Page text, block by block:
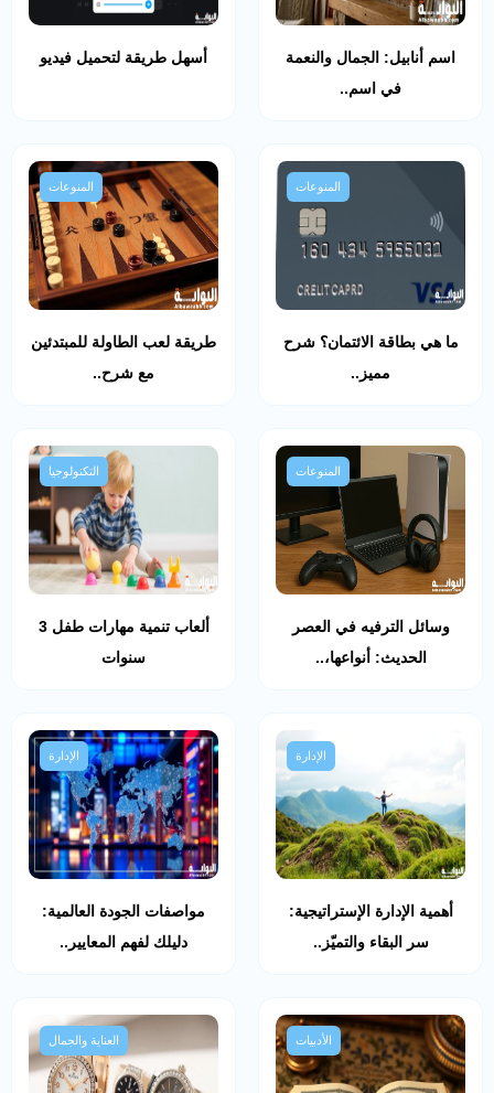
اسم أنابيل: الجمال والنعمة
في اسم..
أسهل طريقة لتحميل فيديو
المنوعات
ما هي بطاقة الائتمان؟ شرح
مميز..
المنوعات
طريقة لعب الطاولة للمبتدئين
مع شرح..
المنوعات
وسائل الترفيه في العصر
الحديث: أنواعها،..
التكنولوجيا
ألعاب تنمية مهارات طفل 3
سنوات
الإدارة
أهمية الإدارة الإستراتيجية:
سر البقاء والتميّز..
الإدارة
مواصفات الجودة العالمية:
دليلك لفهم المعايير..
الأدبيات العناية والجمال